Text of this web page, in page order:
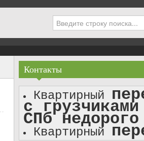
Контакты
Квартирный
с
СПб недорого
Квартирный